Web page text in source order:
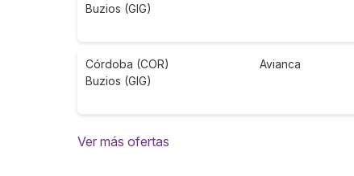
Buzios (GIG)
Córdoba (COR)
Buzios (GIG)
Avianca
Ver más ofertas